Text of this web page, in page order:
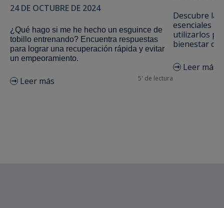
24 DE OCTUBRE DE 2024
¿Qué hago si me he hecho un esguince de
tobillo entrenando? Encuentra respuestas
para lograr una recuperación rápida y evitar
un empeoramiento.
Leer más 5' de lectura
Descubre
esenciales
utilizarlos
bienestar de
Leer más